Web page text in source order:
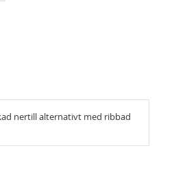
nertill alternativt med ribbad